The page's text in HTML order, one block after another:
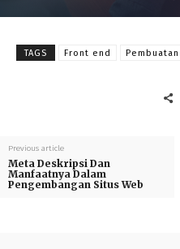
Baca Selengkapnya
TAGS Front end
Previous article
Meta Deskripsi Dan
Manfaatnya Dalam
Pengembangan Situs Web